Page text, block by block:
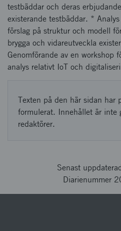
testbäddar och deras
existerande testbäddar. *
förslag på struktur och modell
brygga och vidareutveckla
Genomförande av en workshop
analys relativt IoT och
Texten på den här sidan har
formulerat. Innehållet är inte
redaktörer.
Senast
Diarienummer